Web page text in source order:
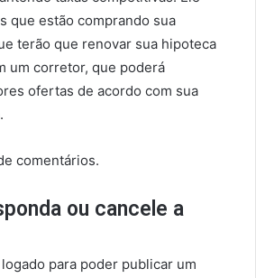
que estão comprando sua
terão que renovar sua hipoteca
um corretor, que poderá
ofertas de acordo com sua
comentários.
ou cancele a
para poder publicar um